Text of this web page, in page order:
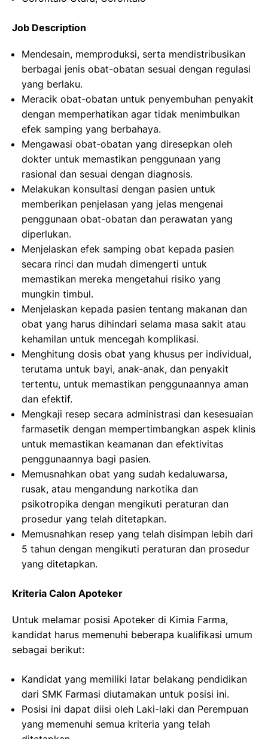
Job Description
Mendesain, memproduksi, serta mendistribusikan
berbagai jenis obat-obatan sesuai dengan regulasi
yang berlaku.
Meracik obat-obatan untuk penyembuhan penyakit
dengan memperhatikan agar tidak menimbulkan
efek samping yang berbahaya.
Mengawasi obat-obatan yang diresepkan oleh
dokter untuk memastikan penggunaan yang
rasional dan sesuai dengan diagnosis.
Melakukan konsultasi dengan pasien untuk
memberikan penjelasan yang jelas mengenai
penggunaan obat-obatan dan perawatan yang
diperlukan.
Menjelaskan efek samping obat kepada pasien
secara rinci dan mudah dimengerti untuk
memastikan mereka mengetahui risiko yang
mungkin timbul.
Menjelaskan kepada pasien tentang makanan dan
obat yang harus dihindari selama masa sakit atau
kehamilan untuk mencegah komplikasi.
Menghitung dosis obat yang khusus per individual,
terutama untuk bayi, anak-anak, dan penyakit
tertentu, untuk memastikan penggunaannya aman
dan efektif.
Mengkaji resep secara administrasi dan kesesuaian
farmasetik dengan mempertimbangkan aspek klinis
untuk memastikan keamanan dan efektivitas
penggunaannya bagi pasien.
Memusnahkan obat yang sudah kedaluwarsa,
rusak, atau mengandung narkotika dan
psikotropika dengan mengikuti peraturan dan
prosedur yang telah ditetapkan.
Memusnahkan resep yang telah disimpan lebih dari
5 tahun dengan mengikuti peraturan dan prosedur
yang ditetapkan.
Kriteria Calon Apoteker
Untuk melamar posisi Apoteker di Kimia Farma,
kandidat harus memenuhi beberapa kualifikasi umum
sebagai berikut:
Kandidat yang memiliki latar belakang pendidikan
dari SMK Farmasi diutamakan untuk posisi ini.
Posisi ini dapat diisi oleh Laki-laki dan Perempuan
yang memenuhi semua kriteria yang telah